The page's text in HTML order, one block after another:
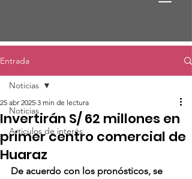
Entrada
Noticias
Articulos de interés
Noticias
Invertirán S/ 62 millones en
primer centro comercial de
Huaraz
25 abr 2025 3 min de lectura
De acuerdo con los pronósticos, se